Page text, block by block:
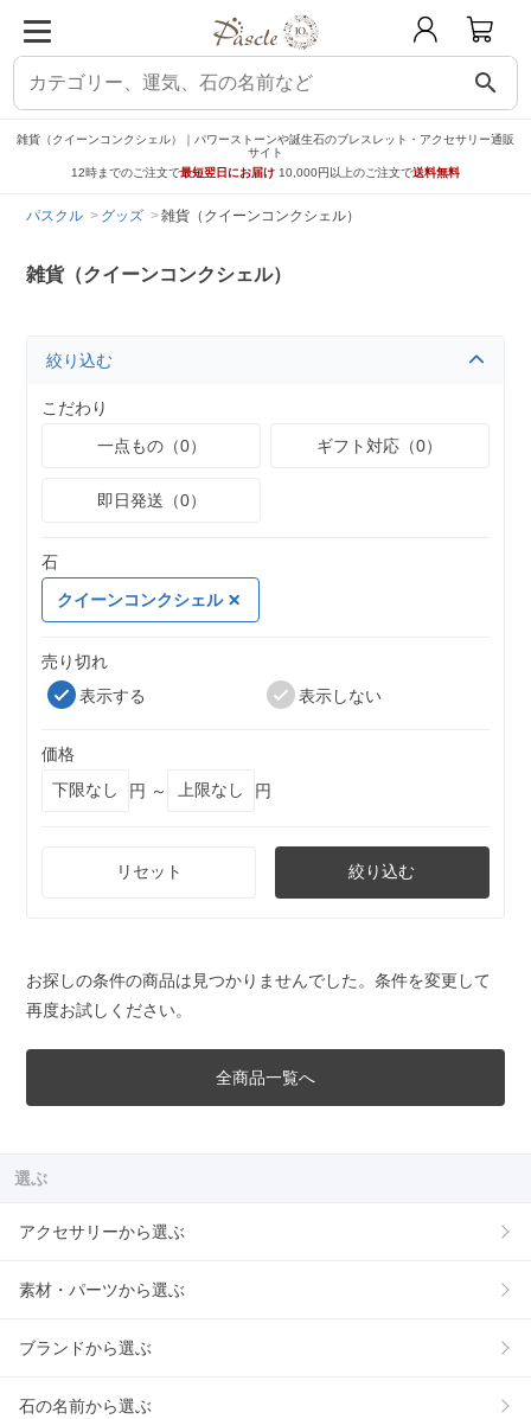
search
雑貨（クイーンコンクシェル）｜パワーストーンや誕生石のブレスレット・アクセサリー通販
サイト
12時までのご注文で最短翌日にお届け 10,000円以上のご注文で送料無料
パスクル グッズ 雑貨（クイーンコンクシェル）
雑貨（クイーンコンクシェル）
絞り込む
こだわり
一点もの（0）
ギフト対応（0）
即日発送（0）
石
クイーンコンクシェル
売り切れ
表示する
表示しない
価格
円 ～
円
リセット 絞り込む
お探しの条件の商品は見つかりませんでした。条件を変更して
再度お試しください。
全商品一覧へ
選ぶ
アクセサリーから選ぶ
素材・パーツから選ぶ
ブランドから選ぶ
石の名前から選ぶ